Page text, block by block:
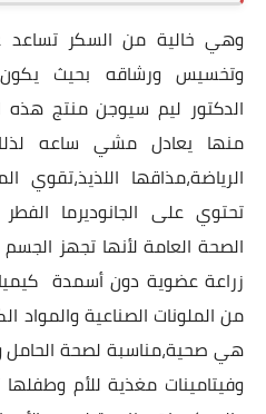
وهي خالية من السكر تساعد
وتخسيس ورشاقه بحيث
الدكتور ليم سيوجنمنتج هذه
منها يعادل مشي ساعه
الرياضة،مذاقها اللذيذ،تقوي
تحتوي على الجانوديرما
الصحة العامة لأنها تجهز الجسم
زراعة عضوية دون أسمدة
من الملونات الصناعية والمواد
هي صحية،مناسبة لصحة الحامل
وفيتامينات مغذية للأم